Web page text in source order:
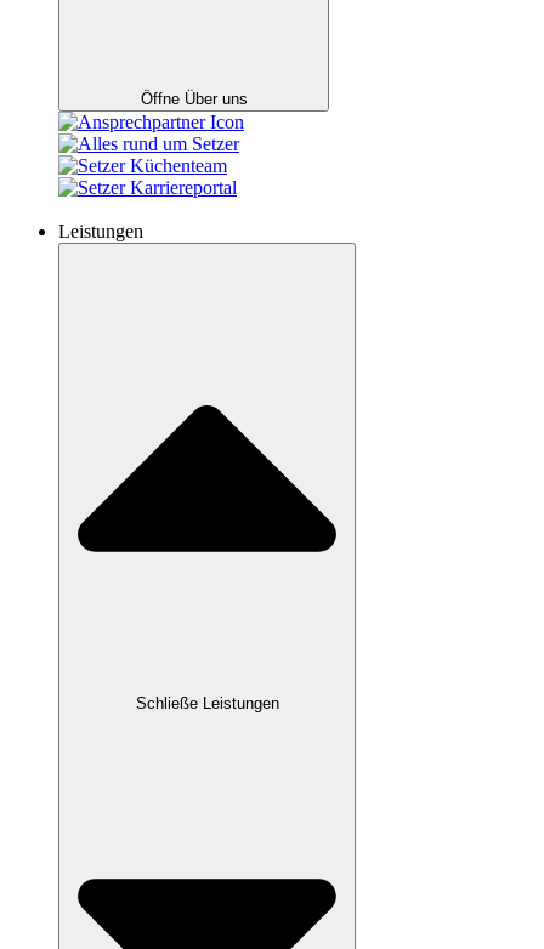
Öffne Über uns
Leistungen
Schließe Leistungen